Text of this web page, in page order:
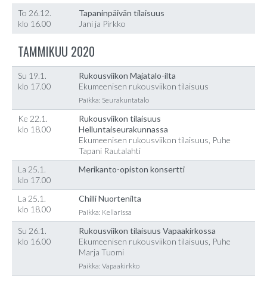
To 26.12.
klo 16.00
Tapaninpäivän tilaisuus
Jani ja Pirkko
TAMMIKUU 2020
Su 19.1.
klo 17.00
Rukousviikon Majatalo-ilta
Ekumeenisen rukousviikon tilaisuus
Paikka: Seurakuntatalo
Ke 22.1.
klo 18.00
Rukousviikon tilaisuus
Helluntaiseurakunnassa
Ekumeenisen rukousviikon tilaisuus, Puhe
Tapani Rautalahti
La 25.1.
klo 17.00
Merikanto-opiston konsertti
La 25.1.
klo 18.00
Chilli Nuortenilta
Paikka: Kellarissa
Su 26.1.
klo 16.00
Rukousviikon tilaisuus Vapaakirkossa
Ekumeenisen rukousviikon tilaisuus, Puhe
Marja Tuomi
Paikka: Vapaakirkko